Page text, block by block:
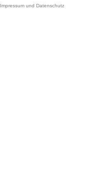
Impressum und Datenschutz